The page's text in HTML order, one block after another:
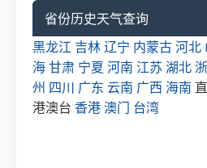
省份历史天气查询
黑龙江 吉林辽宁 内蒙古河北
海甘肃 宁夏 河南 江苏 湖北
州 四川 广东 云南 广西 海南
港澳台 香港澳门 台湾